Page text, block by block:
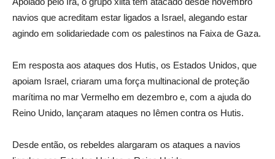
navios que acreditam estar ligados a Israel, alegando estar
agindo em solidariedade com os palestinos na Faixa de Gaza.
Em resposta aos ataques dos Hutis, os Estados Unidos, que
apoiam Israel, criaram uma força multinacional de proteção
marítima no mar Vermelho em dezembro e, com a ajuda do
Reino Unido, lançaram ataques no Iêmen contra os Hutis.
Desde então, os rebeldes alargaram os ataques a navios